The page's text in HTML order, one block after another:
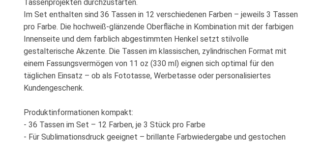
Tassenprojekten durchzustarten.
Im Set enthalten sind 36 Tassen in 12 verschiedenen Farben – jeweils 3 Tassen
pro Farbe. Die hochweiß-glänzende Oberfläche in Kombination mit der farbigen
Innenseite und dem farblich abgestimmten Henkel setzt stilvolle
gestalterische Akzente. Die Tassen im klassischen, zylindrischen Format mit
einem Fassungsvermögen von 11 oz (330 ml) eignen sich optimal für den
täglichen Einsatz – ob als Fototasse, Werbetasse oder personalisiertes
Kundengeschenk.
Produktinformationen kompakt:
- 36 Tassen im Set – 12 Farben, je 3 Stück pro Farbe
- Für Sublimationsdruck geeignet – brillante Farbwiedergabe und gestochen